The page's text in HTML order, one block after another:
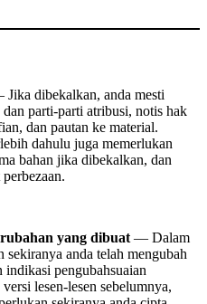
dibekalkan, anda mesti
parti-parti atribusi, notis hak
dan pautan ke material.
dahulu juga memerlukan
bahan jika dibekalkan, dan
yang dibuat — Dalam
anda telah mengubah
indikasi pengubahsuaian
lesen-lesen sebelumnya,